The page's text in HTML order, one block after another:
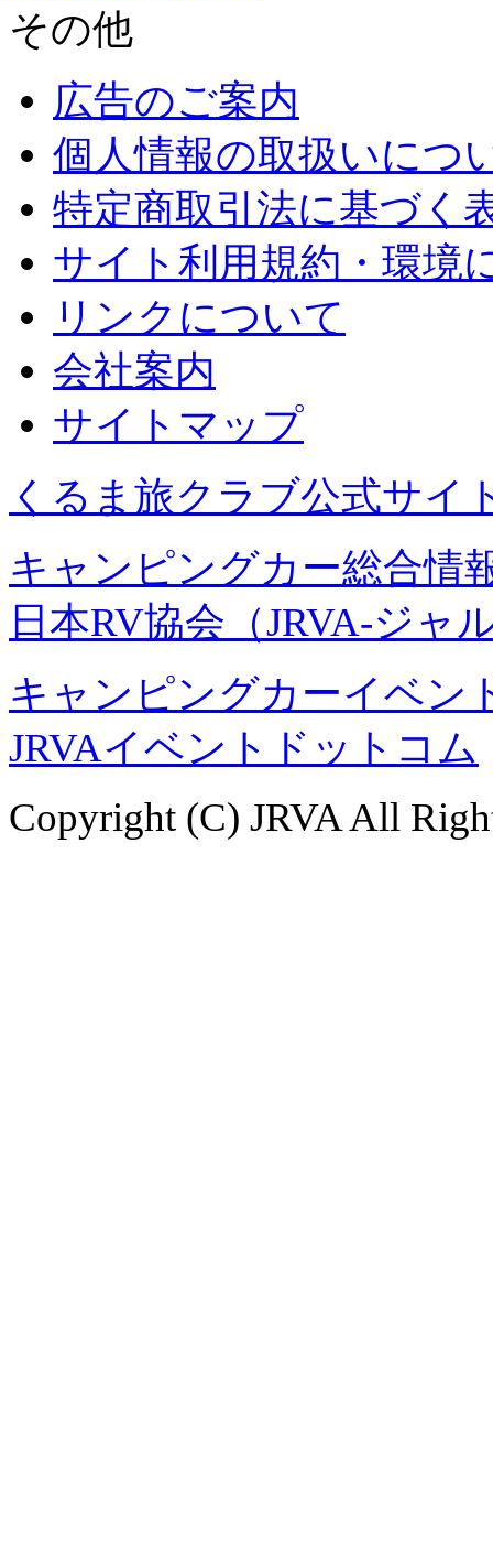
その他
広告のご案内
個人情報の取扱いにつ
特定商取引法に基づく
サイト利用規約・環境
リンクについて
会社案内
サイトマップ
くるま旅クラブ公式サイ
キャンピングカー総合情
日本RV協会（JRVA-ジャ
キャンピングカーイベン
JRVAイベントドットコム
Copyright (C) JRVA All